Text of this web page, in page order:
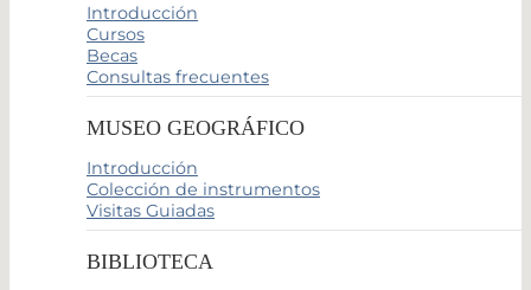
Introducción
Cursos
Becas
Consultas frecuentes
MUSEO GEOGRÁFICO
Introducción
Colección de instrumentos
Visitas Guiadas
BIBLIOTECA